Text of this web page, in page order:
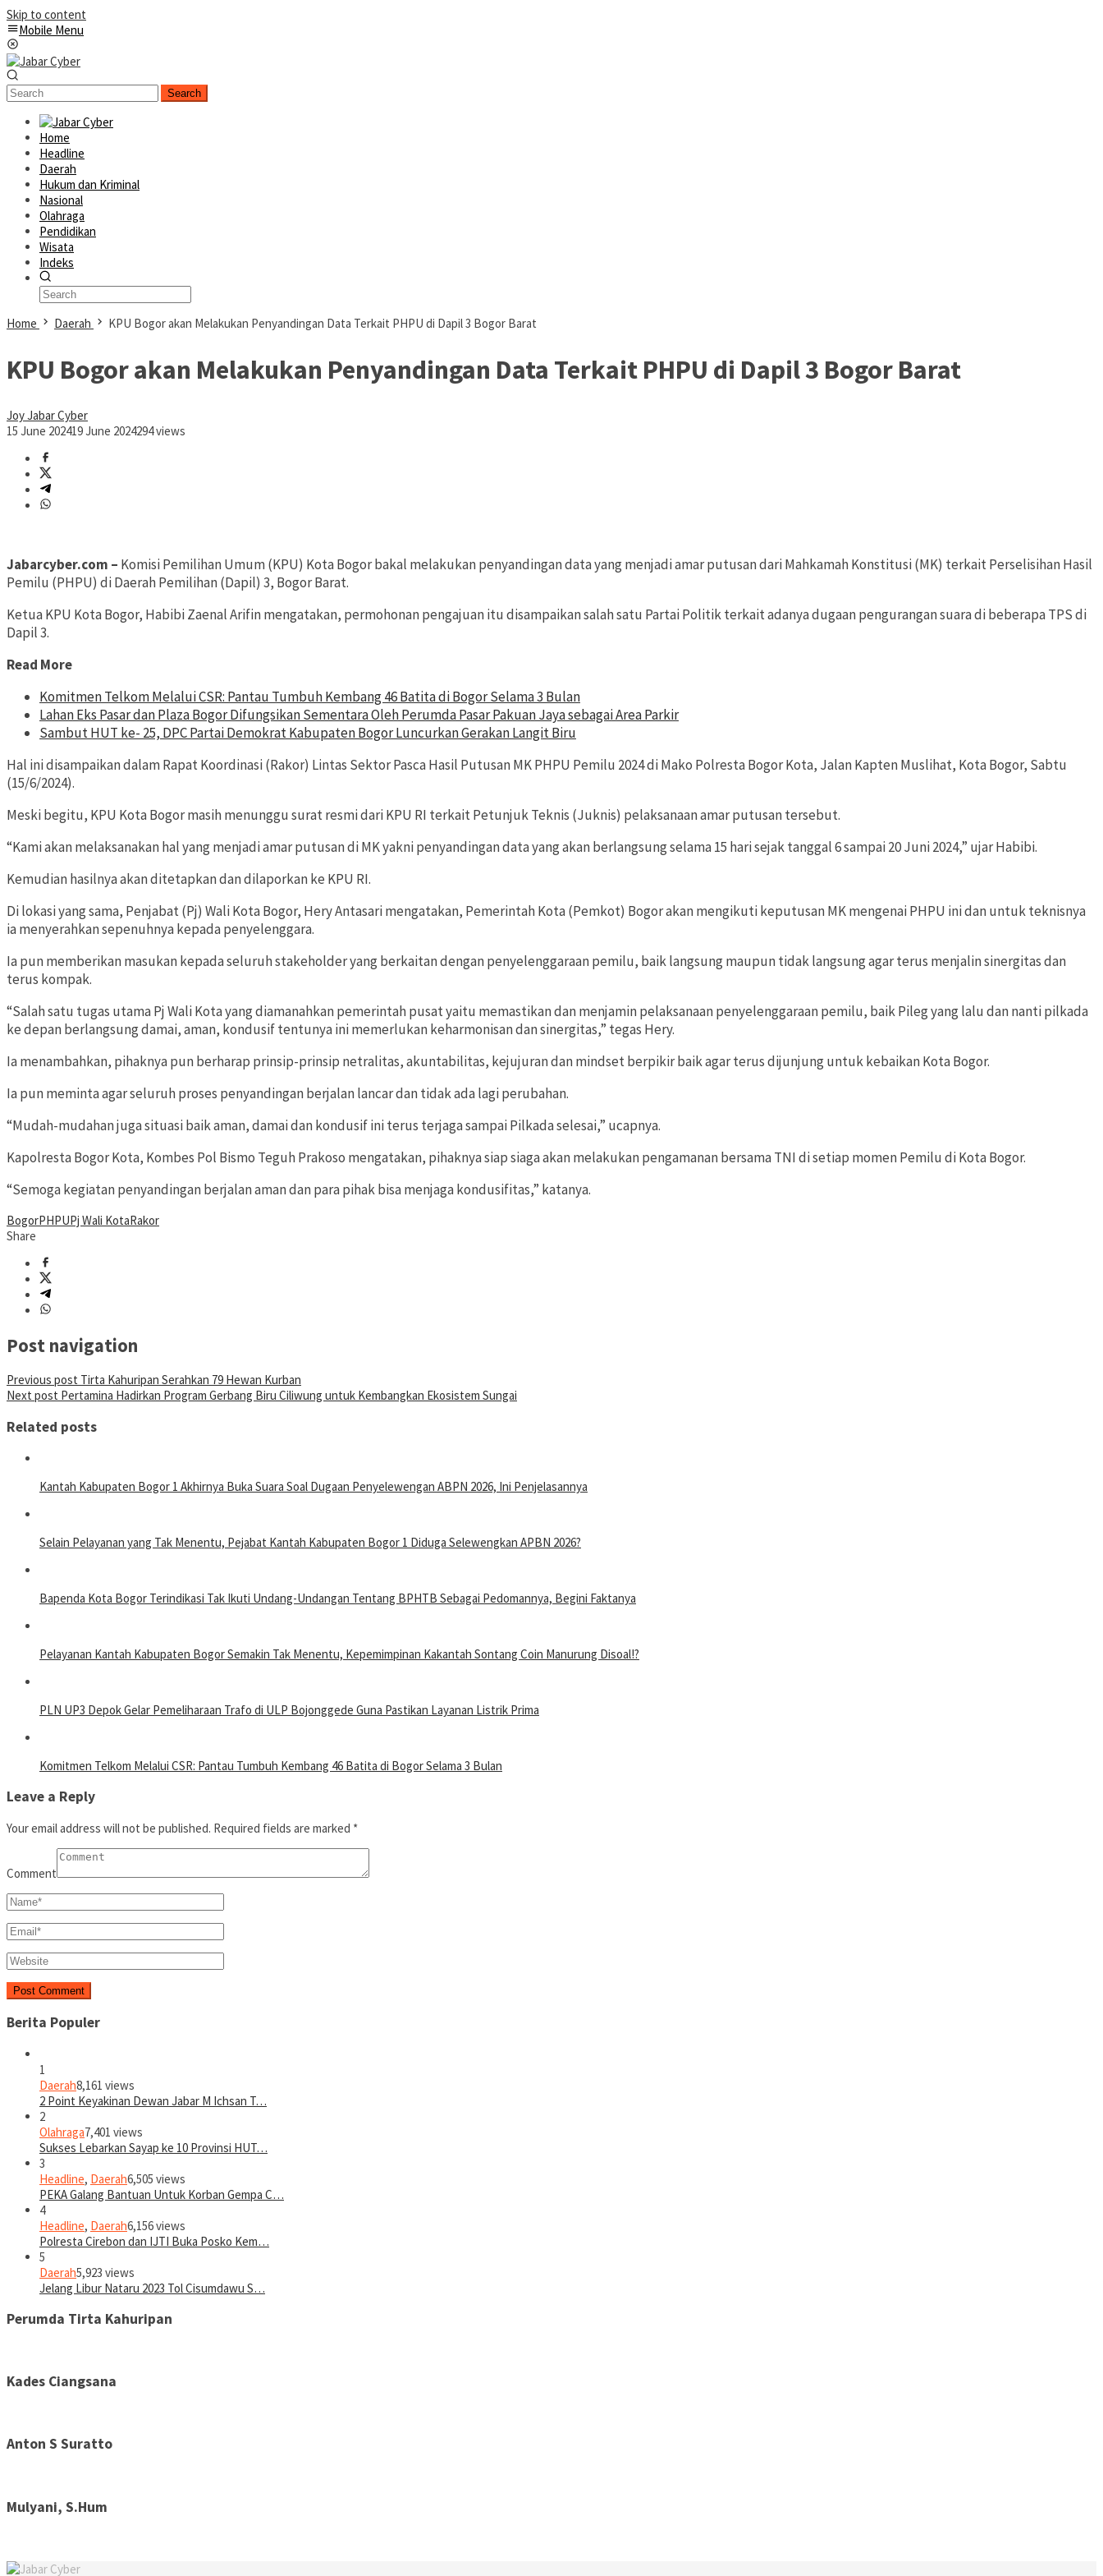
Skip to content
Mobile Menu
Search
Home
Headline
Daerah
Hukum dan Kriminal
Nasional
Olahraga
Pendidikan
Wisata
Indeks
Home Daerah KPU Bogor akan Melakukan Penyandingan Data Terkait PHPU di Dapil 3 Bogor Barat
KPU Bogor akan Melakukan Penyandingan Data Terkait PHPU di Dapil 3 Bogor Barat
Joy Jabar Cyber
15 June 202419 June 2024294 views
Jabarcyber.com – Komisi Pemilihan Umum (KPU) Kota Bogor bakal melakukan penyandingan data yang menjadi amar putusan dari Mahkamah Konstitusi (MK) terkait Perselisihan Hasil
Pemilu (PHPU) di Daerah Pemilihan (Dapil) 3, Bogor Barat.
Ketua KPU Kota Bogor, Habibi Zaenal Arifin mengatakan, permohonan pengajuan itu disampaikan salah satu Partai Politik terkait adanya dugaan pengurangan suara di beberapa TPS di
Dapil 3.
Read More
Komitmen Telkom Melalui CSR: Pantau Tumbuh Kembang 46 Batita di Bogor Selama 3 Bulan
Lahan Eks Pasar dan Plaza Bogor Difungsikan Sementara Oleh Perumda Pasar Pakuan Jaya sebagai Area Parkir
Sambut HUT ke- 25, DPC Partai Demokrat Kabupaten Bogor Luncurkan Gerakan Langit Biru
Hal ini disampaikan dalam Rapat Koordinasi (Rakor) Lintas Sektor Pasca Hasil Putusan MK PHPU Pemilu 2024 di Mako Polresta Bogor Kota, Jalan Kapten Muslihat, Kota Bogor, Sabtu
(15/6/2024).
Meski begitu, KPU Kota Bogor masih menunggu surat resmi dari KPU RI terkait Petunjuk Teknis (Juknis) pelaksanaan amar putusan tersebut.
“Kami akan melaksanakan hal yang menjadi amar putusan di MK yakni penyandingan data yang akan berlangsung selama 15 hari sejak tanggal 6 sampai 20 Juni 2024,” ujar Habibi.
Kemudian hasilnya akan ditetapkan dan dilaporkan ke KPU RI.
Di lokasi yang sama, Penjabat (Pj) Wali Kota Bogor, Hery Antasari mengatakan, Pemerintah Kota (Pemkot) Bogor akan mengikuti keputusan MK mengenai PHPU ini dan untuk teknisnya
ia menyerahkan sepenuhnya kepada penyelenggara.
Ia pun memberikan masukan kepada seluruh stakeholder yang berkaitan dengan penyelenggaraan pemilu, baik langsung maupun tidak langsung agar terus menjalin sinergitas dan
terus kompak.
“Salah satu tugas utama Pj Wali Kota yang diamanahkan pemerintah pusat yaitu memastikan dan menjamin pelaksanaan penyelenggaraan pemilu, baik Pileg yang lalu dan nanti pilkada
ke depan berlangsung damai, aman, kondusif tentunya ini memerlukan keharmonisan dan sinergitas,” tegas Hery.
Ia menambahkan, pihaknya pun berharap prinsip-prinsip netralitas, akuntabilitas, kejujuran dan mindset berpikir baik agar terus dijunjung untuk kebaikan Kota Bogor.
Ia pun meminta agar seluruh proses penyandingan berjalan lancar dan tidak ada lagi perubahan.
“Mudah-mudahan juga situasi baik aman, damai dan kondusif ini terus terjaga sampai Pilkada selesai,” ucapnya.
Kapolresta Bogor Kota, Kombes Pol Bismo Teguh Prakoso mengatakan, pihaknya siap siaga akan melakukan pengamanan bersama TNI di setiap momen Pemilu di Kota Bogor.
“Semoga kegiatan penyandingan berjalan aman dan para pihak bisa menjaga kondusifitas,” katanya.
BogorPHPUPj Wali KotaRakor
Share
Post navigation
Previous post Tirta Kahuripan Serahkan 79 Hewan Kurban
Next post Pertamina Hadirkan Program Gerbang Biru Ciliwung untuk Kembangkan Ekosistem Sungai
Related posts
Kantah Kabupaten Bogor 1 Akhirnya Buka Suara Soal Dugaan Penyelewengan ABPN 2026, Ini Penjelasannya
Selain Pelayanan yang Tak Menentu, Pejabat Kantah Kabupaten Bogor 1 Diduga Selewengkan APBN 2026?
Bapenda Kota Bogor Terindikasi Tak Ikuti Undang-Undangan Tentang BPHTB Sebagai Pedomannya, Begini Faktanya
Pelayanan Kantah Kabupaten Bogor Semakin Tak Menentu, Kepemimpinan Kakantah Sontang Coin Manurung Disoal!?
PLN UP3 Depok Gelar Pemeliharaan Trafo di ULP Bojonggede Guna Pastikan Layanan Listrik Prima
Komitmen Telkom Melalui CSR: Pantau Tumbuh Kembang 46 Batita di Bogor Selama 3 Bulan
Leave a Reply
Your email address will not be published. Required fields are marked *
Comment
Berita Populer
1
Daerah8,161 views
2 Point Keyakinan Dewan Jabar M Ichsan T…
2
Olahraga7,401 views
Sukses Lebarkan Sayap ke 10 Provinsi HUT…
3
Headline, Daerah6,505 views
PEKA Galang Bantuan Untuk Korban Gempa C…
4
Headline, Daerah6,156 views
Polresta Cirebon dan IJTI Buka Posko Kem…
5
Daerah5,923 views
Jelang Libur Nataru 2023 Tol Cisumdawu S…
Perumda Tirta Kahuripan
Kades Ciangsana
Anton S Suratto
Mulyani, S.Hum